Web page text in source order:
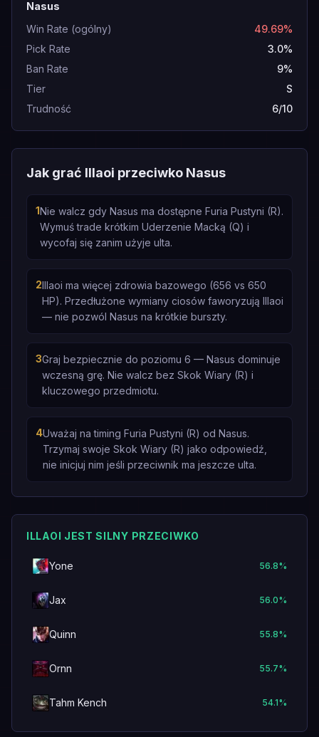
Nasus
Win Rate (ogólny)
49.69%
Pick Rate
3.0%
Ban Rate
9%
Tier
S
Trudność
6/10
Jak grać Illaoi przeciwko Nasus
1Nie walcz gdy Nasus ma dostępne Furia Pustyni (R).
Wymuś trade krótkim Uderzenie Macką (Q) i
wycofaj się zanim użyje ulta.
2Illaoi ma więcej zdrowia bazowego (656 vs 650
HP). Przedłużone wymiany ciosów faworyzują Illaoi
— nie pozwól Nasus na krótkie burszty.
3Graj bezpiecznie do poziomu 6 — Nasus dominuje
wczesną grę. Nie walcz bez Skok Wiary (R) i
kluczowego przedmiotu.
4Uważaj na timing Furia Pustyni (R) od Nasus.
Trzymaj swoje Skok Wiary (R) jako odpowiedź,
nie inicjuj nim jeśli przeciwnik ma jeszcze ulta.
ILLAOI JEST SILNY PRZECIWKO
Yone 56.8%
Jax 56.0%
Quinn 55.8%
Ornn 55.7%
Tahm Kench 54.1%